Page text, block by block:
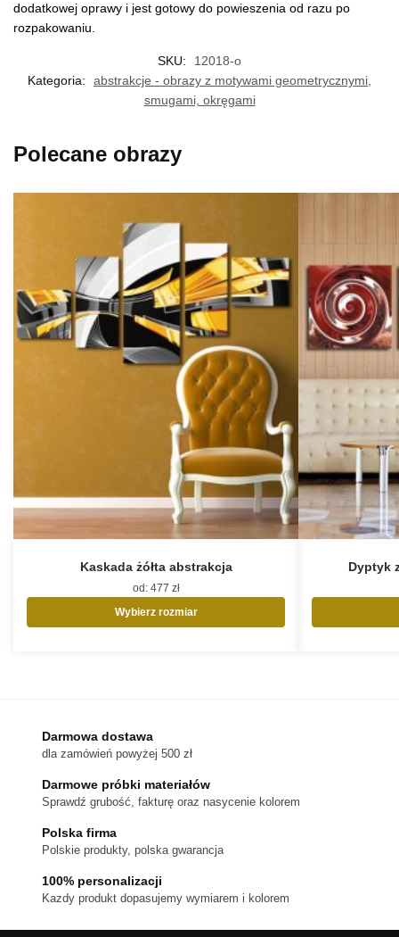
dodatkowej oprawy i jest gotowy do powieszenia od razu po
rozpakowaniu.
SKU:
12018-o
Kategoria:
abstrakcje - obrazy z motywami geometrycznymi,
smugami, okręgami
Polecane obrazy
Kaskada żółta abstrakcja
od: 477 zł
Wybierz rozmiar
wybrać
stronie
produktu
Dyptyk
Darmowa dostawa
dla zamówień powyżej 500 zł
Darmowe próbki materiałów
Sprawdź grubość, fakturę oraz nasycenie kolorem
Polska firma
Polskie produkty, polska gwarancja
100% personalizacji
Kazdy produkt dopasujemy wymiarem i kolorem